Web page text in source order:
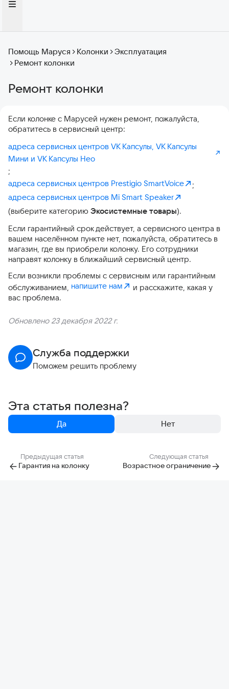
Помощь Маруся Колонки
Эксплуатация
Ремонт колонки
Ремонт колонки
Если колонке с Марусей нужен ремонт, пожалуйста,
обратитесь в сервисный центр:
адреса сервисных центров VK Капсулы, VK Капсулы
Мини и VK Капсулы Нео
;
адреса сервисных центров Prestigio SmartVoice
;
адреса сервисных центров Mi Smart Speaker
(выберите категорию Экосистемные товары).
Если гарантийный срок действует, а сервисного центра в
вашем населённом пункте нет, пожалуйста, обратитесь в
магазин, где вы приобрели колонку. Его сотрудники
направят колонку в ближайший сервисный центр.
Если возникли проблемы с сервисным или гарантийным
обслуживанием, напишите нам
и расскажите, какая у
вас проблема.
Обновлено 23 декабря 2022 г.
Служба поддержки
Поможем решить проблему
Эта статья полезна?
Да Нет
Предыдущая статья
Гарантия на колонку
Следующая статья
Возрастное ограничение